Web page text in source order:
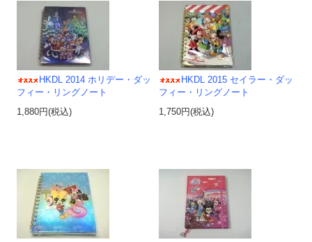
HKDL 2014 ホリデー・ダッ
フィー・リングノート
1,880円(税込)
HKDL 2015 セイラー・ダッ
フィー・リングノート
1,750円(税込)